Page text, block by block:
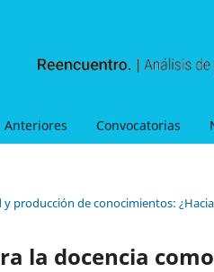
Anteriores Convocatorias
producción de conocimientos:
la docencia